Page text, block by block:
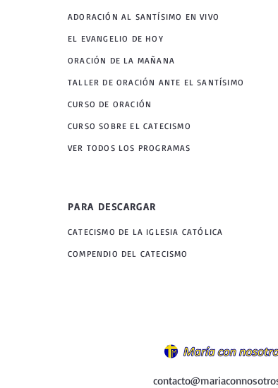
ADORACIÓN AL SANTÍSIMO EN VIVO
EL EVANGELIO DE HOY
ORACIÓN DE LA MAÑANA
TALLER DE ORACIÓN ANTE EL SANTÍSIMO
CURSO DE ORACIÓN
CURSO SOBRE EL CATECISMO
VER TODOS LOS PROGRAMAS
PARA DESCARGAR
CATECISMO DE LA IGLESIA CATÓLICA
COMPENDIO DEL CATECISMO